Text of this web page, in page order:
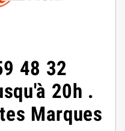
48 32
20h .
Marques